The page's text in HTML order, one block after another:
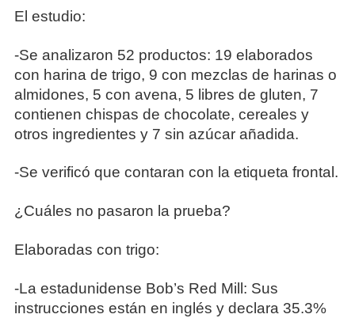
El estudio:
-Se analizaron 52 productos: 19 elaborados
con harina de trigo, 9 con mezclas de harinas o
almidones, 5 con avena, 5 libres de gluten, 7
contienen chispas de chocolate, cereales y
otros ingredientes y 7 sin azúcar añadida.
-Se verificó que contaran con la etiqueta frontal.
¿Cuáles no pasaron la prueba?
Elaboradas con trigo:
-La estadunidense Bob’s Red Mill: Sus
instrucciones están en inglés y declara 35.3%